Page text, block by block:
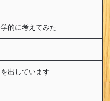
的に考えてみた
出しています